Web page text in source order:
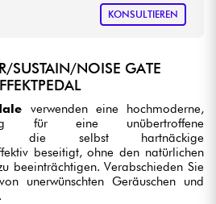
KONSULTIEREN
SUSTAIN/NOISE GATE
verwenden eine hochmoderne,
für eine unübertroffene
die selbst hartnäckige
beseitigt, ohne den natürlichen
beeinträchtigen. Verabschieden Sie
unerwünschten Geräuschen und